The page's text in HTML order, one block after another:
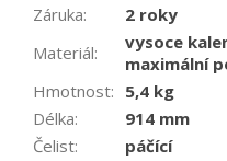
Záruka:
2 roky
Materiál:
vysoce
maximální
Hmotnost: 5,4 kg
Délka:
914 mm
Čelist:
páčící